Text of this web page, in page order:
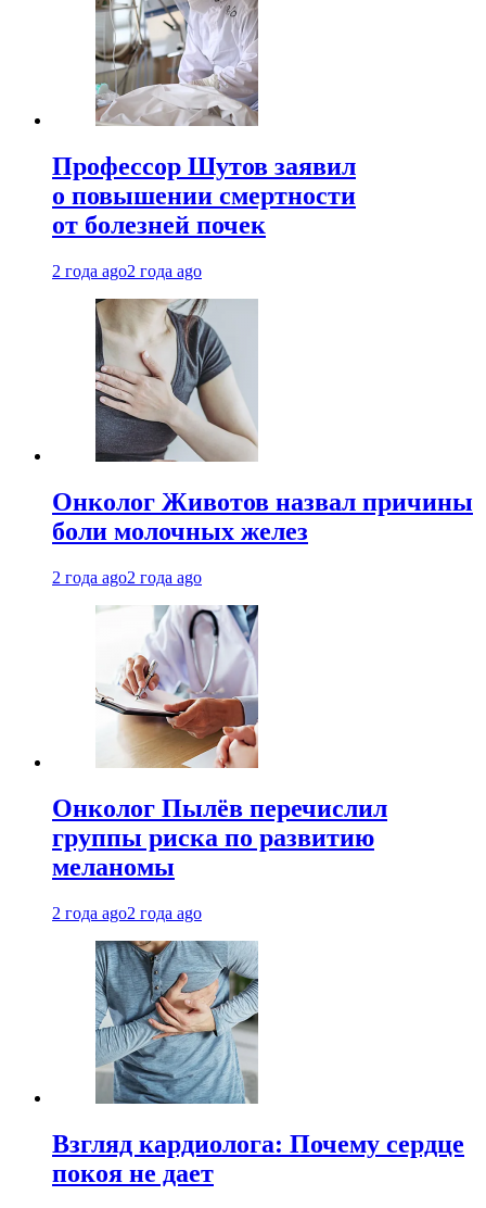
Профессор Шутов заявил
о повышении смертности
от болезней почек
2 года ago2 года ago
Онколог Животов назвал причины
боли молочных желез
2 года ago2 года ago
Онколог Пылёв перечислил
группы риска по развитию
меланомы
2 года ago2 года ago
Взгляд кардиолога: Почему сердце
покоя не дает